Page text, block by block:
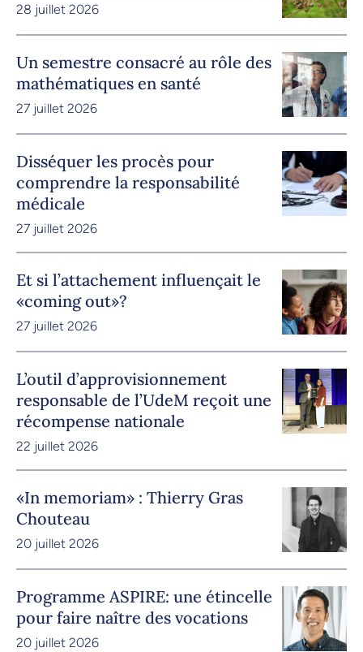
28 juillet 2026
Un semestre consacré au rôle des
mathématiques en santé
27 juillet 2026
Disséquer les procès pour
comprendre la responsabilité
médicale
27 juillet 2026
Et si l’attachement influençait le
«coming out»?
27 juillet 2026
L’outil d’approvisionnement
responsable de l’UdeM reçoit une
récompense nationale
22 juillet 2026
«In memoriam» : Thierry Gras
Chouteau
20 juillet 2026
Programme ASPIRE: une étincelle
pour faire naître des vocations
20 juillet 2026